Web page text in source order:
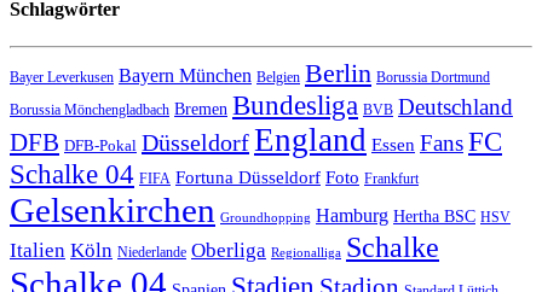
Schlagwörter
Bayer Leverkusen Bayern München Belgien Berlin Borussia Dortmund
Borussia Mönchengladbach Bremen Bundesliga BVB Deutschland
DFB DFB-Pokal DüsseldorfEngland Essen FansFC
Schalke 04 FIFA Fortuna Düsseldorf Foto Frankfurt
Gelsenkirchen Groundhopping Hamburg Hertha BSC HSV
Italien Köln Niederlande Oberliga Regionalliga Schalke
Schalke 04